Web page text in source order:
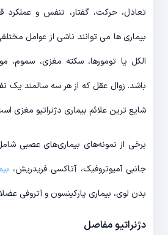
تعادل، حرکت، گفتار، تنفس و عملکرد
بیماری ها می توانند ناشی از عوامل
الکل یا تومورها، سکته مغزی، سموم،
باشد. زوال عقل که از هر سه سالمند یک
شایع ترین علائم بیماری دژنراتیو مغزی
برخی از نمونه‌های بیماری‌های عصبی شامل
جانبی آمیوتروفیک، آتاکسی فریدریش،
بدن لوی، بیماری پارکینسون و آتروفی
دژنراتیو مفاصل